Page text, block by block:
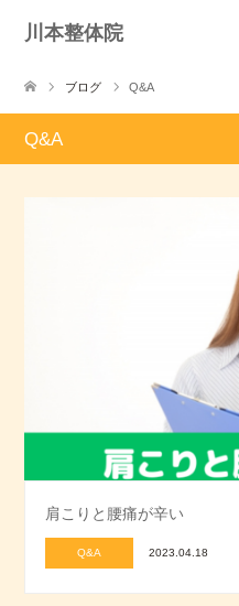
川本整体院
ブログ Q&A
Q&A
肩こりと腰痛が辛い
Q&A 2023.04.18